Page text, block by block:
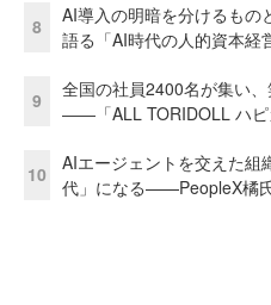
8
AI導入の明暗を分けるもの
語る「AI時代の人的資本経
9
全国の社員2400名が集い
――「ALL TORIDOLL ハピ
10
AIエージェントを交えた
代」になる——PeopleX橘